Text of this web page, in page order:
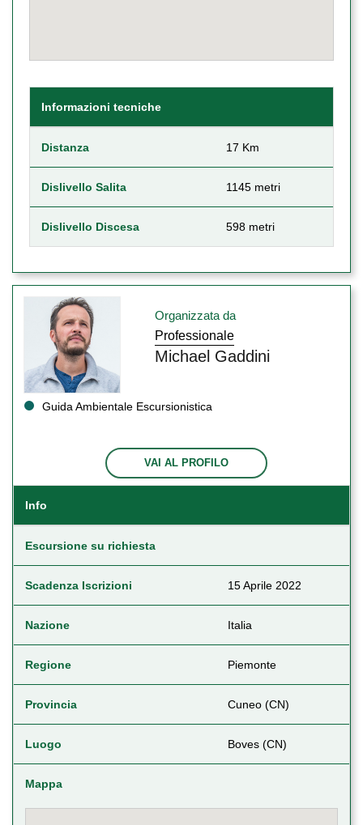
Informazioni tecniche
Distanza 17 Km
Dislivello Salita 1145 metri
Dislivello Discesa 598 metri
Organizzata da
Professionale
Michael Gaddini
Guida Ambientale Escursionistica
VAI AL PROFILO
Info
Escursione su richiesta
Scadenza Iscrizioni 15 Aprile 2022
Nazione Italia
Regione Piemonte
Provincia Cuneo (CN)
Luogo Boves (CN)
Mappa